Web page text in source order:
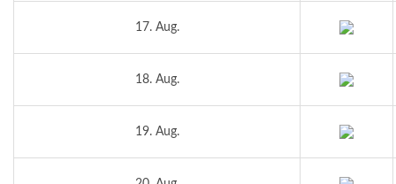
17. Aug.
18. Aug.
19. Aug.